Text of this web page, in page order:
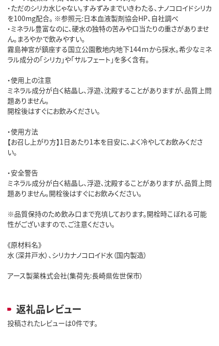
・ただのシリカ水じゃない。すみずみまでいきわたる、ナノコロイドシリカ
を100mg配合。 ※参照元:日本血液製剤協会HP、自社調べ
・ミネラル豊富なのに、硬水の独特の苦みや口当たりの重さがありませ
ん。まろやかで飲みやすい。
霧島神宮が鎮座する国立公園敷地内地下144ｍから採水。希少なミネ
ラル成分の「シリカ」や「サルフェート」を多く含有。
・使用上の注意
ミネラル成分が白く結晶し、浮遊、沈殿することがありますが、品質上問
題ありません。
開栓後はすぐにお飲みください。
・使用方法
【お召し上がり方】1日あたり1本を目安に、よく冷やしてお飲みくださ
い。
・安全警告
ミネラル成分が白く結晶し、浮遊、沈殿することがありますが、品質上問
題ありません。開栓後はすぐにお飲みください。
※品質保持のため飲み口まで充填しております。開栓時こぼれる可能
性がございますので、ご注意ください。
《原材料名》
水（深井戸水）、シリカナノコロイド水（国内製造）
アース製薬株式会社(集荷先:長崎県佐世保市）
返礼品レビュー
投稿されたレビューは0件です。